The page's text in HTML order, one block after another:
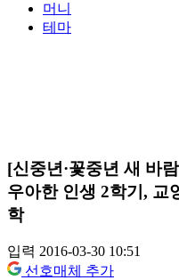
머니
테마
[신중년·꽃중년 새 바
우아한 인생 2학기,
학
입력 2016-03-30 10:51
선호매체 추가